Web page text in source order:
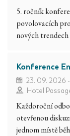
5. ročník
povolovacích
nových
Konference
23. 09. 2026
Hotel
Každoroční
otevřenou
jednom místě